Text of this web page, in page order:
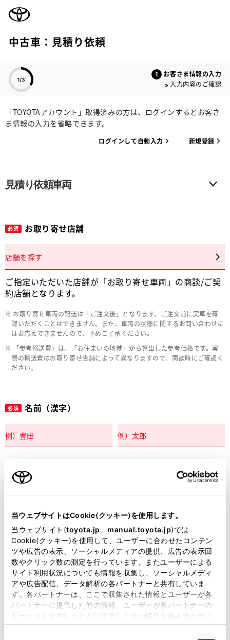
当ウェブサイトはCookie(クッキー)を使用します。
当ウェブサイト(toyota.jp manual.toyota.jp)では
Cookie(クッキー)を使用して、ユーザーに合わせたコンテン
ツや広告の表示、ソーシャルメディアの提供、広告の表示回
数やクリック数の測定を行っています。またユーザーによる
サイト利用状況についても情報を収集し、ソーシャルメディ
アや広告配信、データ解析の各パートナーと共有していま
す。各パートナーは、ここで収集された情報とユーザーが各
パートナーに提供した他の情報、ユーザーが各パートナーの
サービスを使用したときに収集した他の情報を組み合わせて
使用することがあります。当ウェブサイトの使用を続行する
中古車：見積り依頼
お客さま情報の入力
入力内容のご確認
「TOYOTAアカウント」取得済みの方は、ログインするとお客さ
ま情報の入力を省略できます。
ログインして自動入力 新規登録
見積り依頼車両
必須 お取り寄せ店舗
店舗を探す
ご指定いただいた店舗が「お取り寄せ車両」の商談/ご契
約店舗となります。
お取り寄せ車両の配送は「ご注文後」となります。ご注文前に実車を確
認いただくことはできません。また、車両の状態に関するお問い合わせに
はお応えできませんので、予めご了承ください。
「参考輸送費」は、「お住まいの地域」から算出した参考価格です。実
際の輸送費はお取り寄せ店舗によって異なりますので、商談時にご確認く
ださい。
必須 名前（漢字）
必須 名前（カナ）
必須 郵便番号
住所自動入力
必須 都道府県